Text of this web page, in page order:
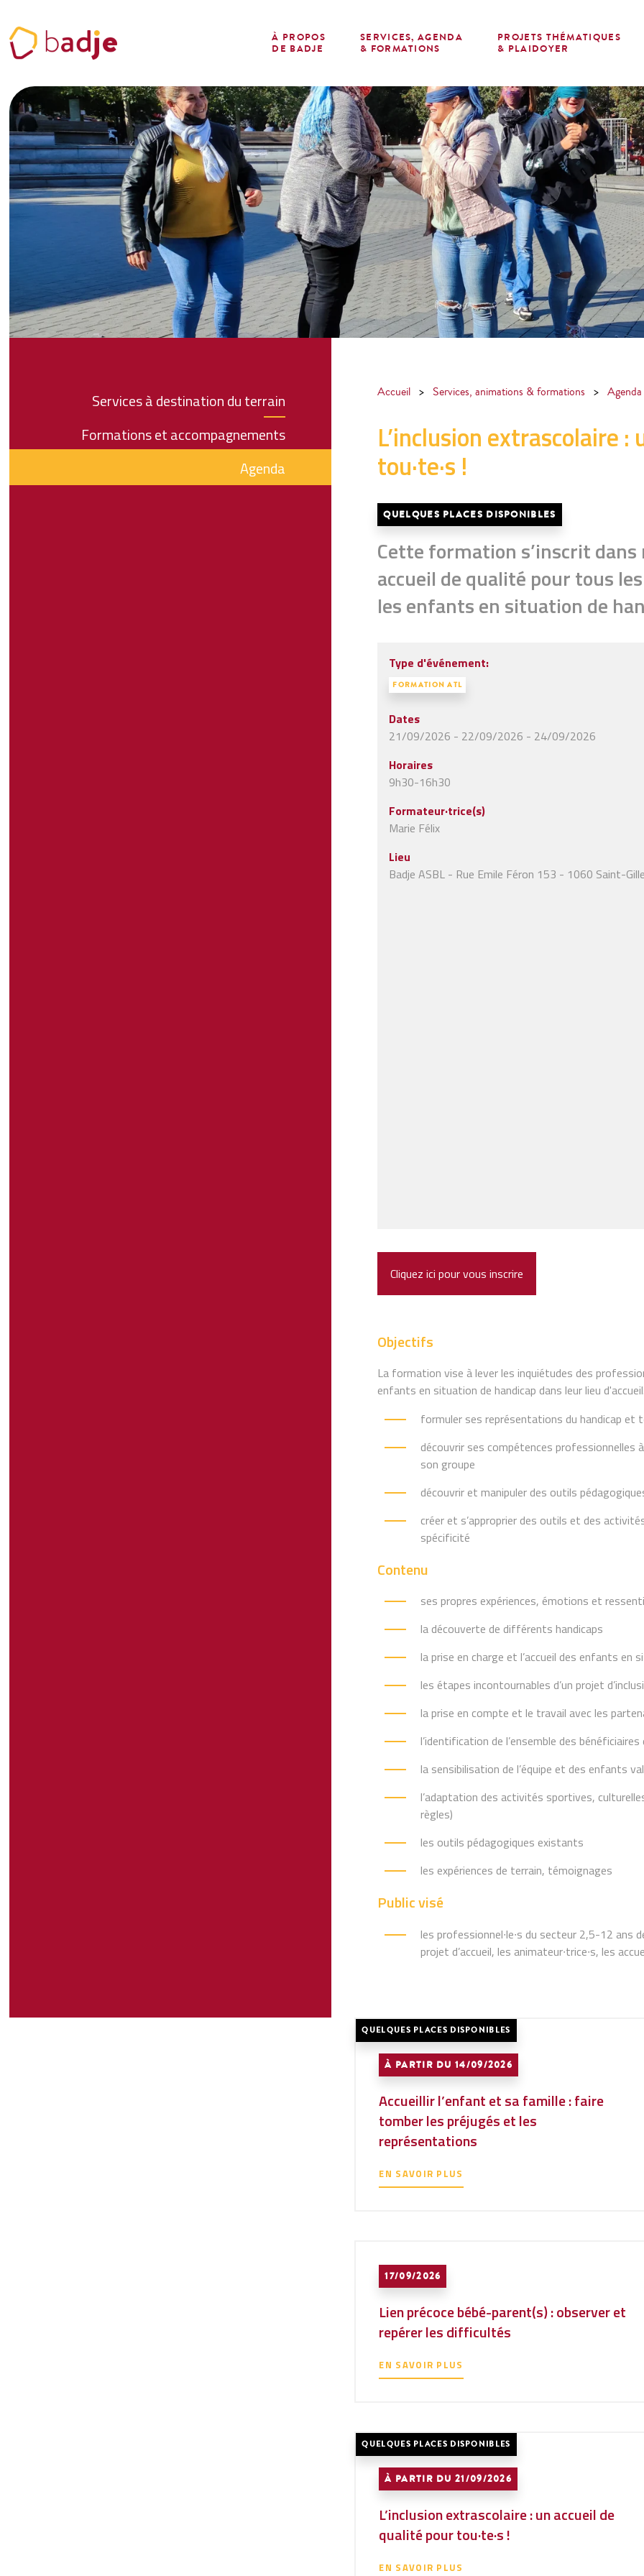
À PROPOS
DE BADJE
SERVICES, AGENDA
& FORMATIONS
PROJETS THÉMATIQUES
& PLAIDOYER
Services à destination du terrain
Formations et accompagnements
Agenda
Accueil > Services, animations & formations > Agenda
L’inclusion extrascolaire
tou·te·s !
QUELQUES PLACES DISPONIBLES
Cette formation s’inscrit
accueil de qualité pour tous
les enfants en situation de
Type d'événement:
FORMATION ATL
Dates
21/09/2026 - 22/09/2026 - 24/09/2026
Horaires
9h30-16h30
Formateur·trice(s)
Marie Félix
Lieu
Badje ASBL - Rue Emile Féron 153 - 1060 Saint-
Cliquez ici pour vous inscrire
Objectifs
La formation vise à lever les inquiétudes des
enfants en situation de handicap dans leur lieu
formuler ses représentations du handicap
découvrir ses compétences professionnelles
son groupe
découvrir et manipuler des outils
créer et s’approprier des outils et des
spécificité
Contenu
ses propres expériences, émotions et
la découverte de différents handicaps
la prise en charge et l’accueil des enfants en
les étapes incontournables d’un projet
la prise en compte et le travail avec les
l’identification de l’ensemble des bénéficiaires
la sensibilisation de l’équipe et des enfants
l’adaptation des activités sportives,
règles)
les outils pédagogiques existants
les expériences de terrain, témoignages
Public visé
les professionnel∙le∙s du secteur 2,5-12 ans
projet d’accueil, les animateur∙trice∙s, les
À PARTIR DU 14/09/2026
QUELQUES PLACES DISPONIBLES
Accueillir l’enfant et sa famille : faire
tomber les préjugés et les
représentations
EN SAVOIR PLUS
17/09/2026
Lien précoce bébé-parent(s) : observer et
repérer les difficultés
EN SAVOIR PLUS
À PARTIR DU 21/09/2026
QUELQUES PLACES DISPONIBLES
L’inclusion extrascolaire : un accueil de
qualité pour tou·te·s !
EN SAVOIR PLUS